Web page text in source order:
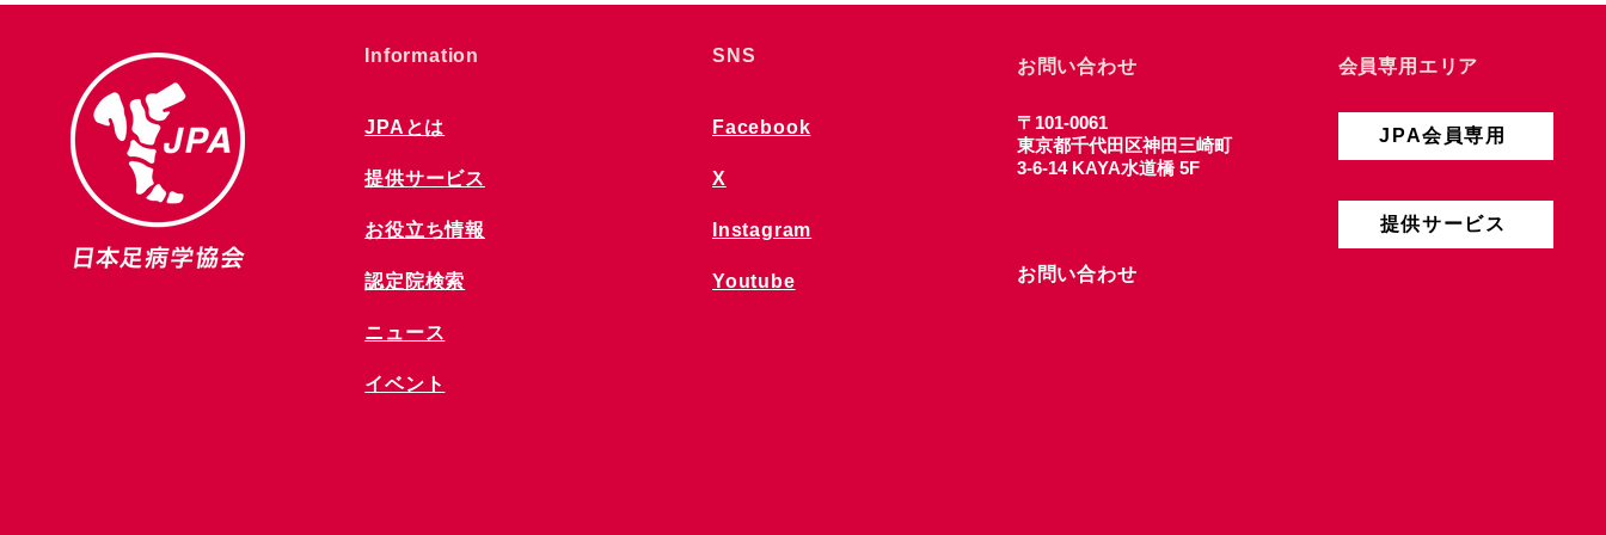
​Information
JPAとは
提供サービス
お役立ち情報
​認定院検索
ニュース
​イベント
SNS
Facebook
X
Instagram
Youtube
お問い合わせ
〒101-0061
東京都千代田区神田三崎町
3-6-14 KAYA水道橋 5F
お問い合わせ
会員専用エリア
JPA会員専用
提供サービス